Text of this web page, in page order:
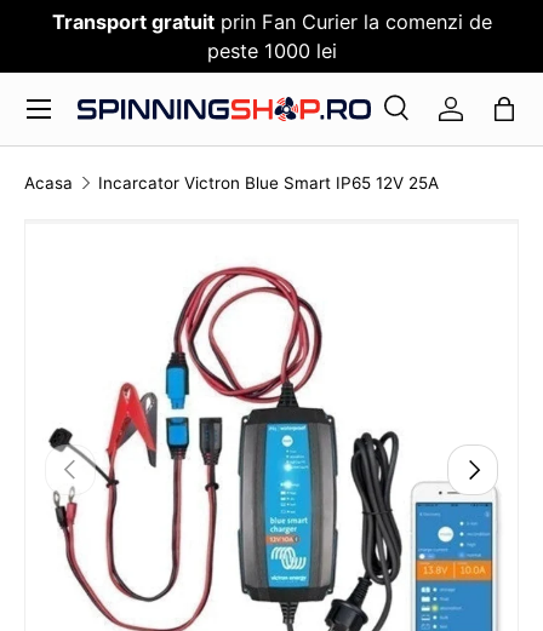
SARI PESTE CONTENT
Transport gratuitprin Fan Curier la comenzi de
peste 1000 lei
Cauta
CautaLog in
Meniu
Acasa Incarcator Victron Blue Smart IP65 12V 25A
TRANSLATION MISSING: